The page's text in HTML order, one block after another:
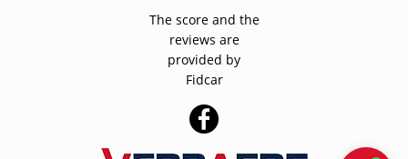
The score and the
reviews are
provided by
Fidcar